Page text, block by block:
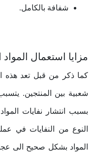
شفافة بالكامل.
مزايا استعمال المواد
كما ذكر من قبل تعد هذه
شعبية بين المنتجين.
بسبب انتشار نفايات
النوع من النفايات في
المواد بشكل صحيح الى